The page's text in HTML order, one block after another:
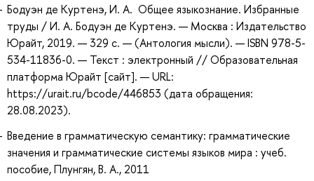
Бодуэн де Куртенэ, И. А. Общее языкознание. Избранные
труды / И. А. Бодуэн де Куртенэ. — Москва : Издательство
Юрайт, 2019. — 329 с. — (Антология мысли). — ISBN 978-5-
534-11836-0. — Текст : электронный // Образовательная
платформа Юрайт [сайт]. — URL:
https://urait.ru/bcode/446853 (дата обращения:
28.08.2023).
Введение в грамматическую семантику: грамматические
значения и грамматические системы языков мира : учеб.
пособие, Плунгян, В. А., 2011